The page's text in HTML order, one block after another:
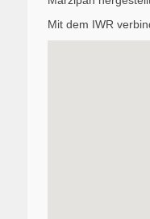
Mit dem IWR